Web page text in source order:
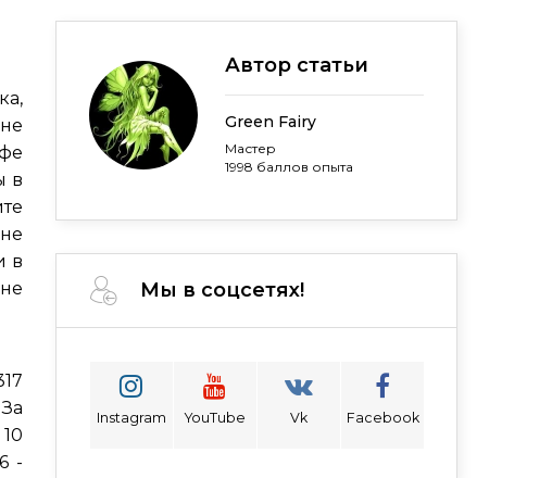
в
в
-
Автор статьи
Green Fairy
Мастер
1998 баллов опыта
Мы в соцсетях!
Instagram YouTube Vk Facebook